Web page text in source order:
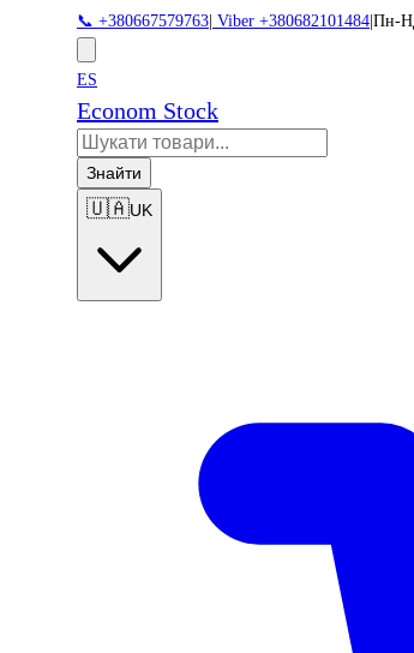
📞 +380667579763 Viber +380682101484 Пн-
ES
Econom Stock
Знайти
🇺🇦UK